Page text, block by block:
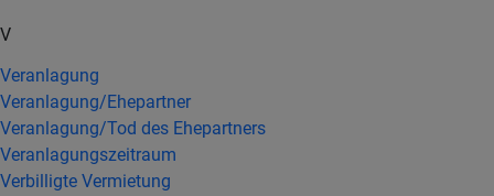
V
Veranlagung
Veranlagung/Ehepartner
Veranlagung/Tod des Ehepartners
Veranlagungszeitraum
Verbilligte Vermietung